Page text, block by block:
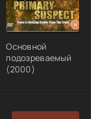
Основной
подозреваемый
(2000)